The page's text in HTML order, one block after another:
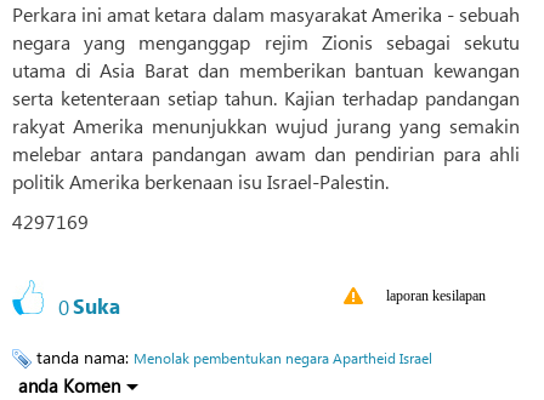
Perkara ini amat ketara dalam masyarakat Amerika - sebuah
negara yang menganggap rejim Zionis sebagai sekutu
utama di Asia Barat dan memberikan bantuan kewangan
serta ketenteraan setiap tahun. Kajian terhadap pandangan
rakyat Amerika menunjukkan wujud jurang yang semakin
melebar antara pandangan awam dan pendirian para ahli
politik Amerika berkenaan isu Israel-Palestin.
4297169
0Suka laporan kesilapan
tanda nama: Menolak pembentukan negara Apartheid Israel
anda Komen